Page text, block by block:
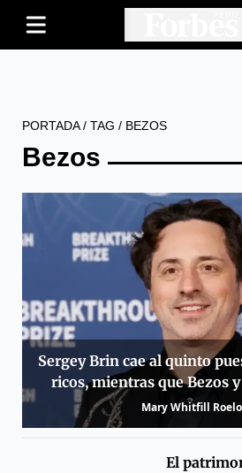
PORTADA/ TAG / BEZOS
Bezos
Sergey Brin cae al quinto
ricos, mientras que Bezos
Mary Whitfill
El